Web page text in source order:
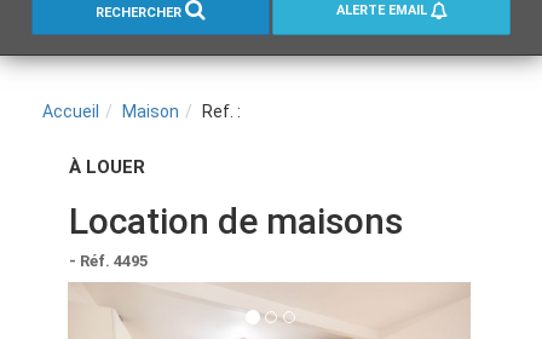
RECHERCHER ALERTE EMAIL
Accueil Maison Ref. :
À LOUER
Location de maisons
- Réf. 4495